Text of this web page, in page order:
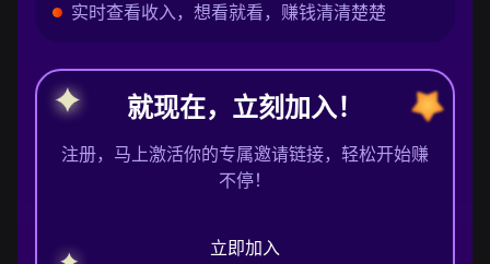
实时查看收入，想看就看，赚钱清清楚楚
就现在，立刻加入！
注册，马上激活你的专属邀请链接，轻松开始赚
不停！
立即加入